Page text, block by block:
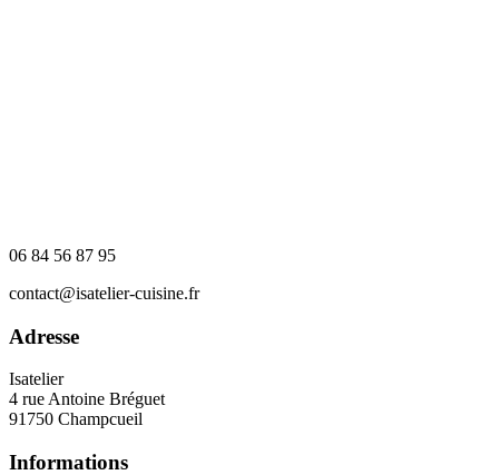
06 84 56 87 95
contact@isatelier-cuisine.fr
Adresse
Isatelier
4 rue Antoine Bréguet
91750 Champcueil
Informations